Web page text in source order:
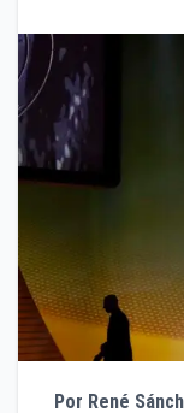
Por René